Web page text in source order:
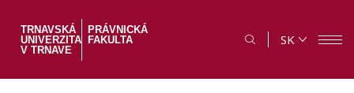
hlavný
TRNAVSKÁ
UNIVERZITA
V TRNAVE
PRÁVNICKÁ
FAKULTA
SK